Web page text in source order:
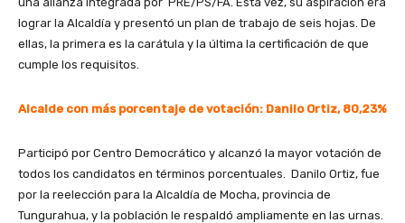
lograr la Alcaldía y presentó un plan de trabajo de seis hojas. De
ellas, la primera es la carátula y la última la certificación de que
cumple los requisitos.
Alcalde con más porcentaje de votación: Danilo Ortiz, 80,23%
Participó por Centro Democrático y alcanzó la mayor votación de
todos los candidatos en términos porcentuales. Danilo Ortiz, fue
por la reelección para la Alcaldía de Mocha, provincia de
Tungurahua, y la población le respaldó ampliamente en las urnas.